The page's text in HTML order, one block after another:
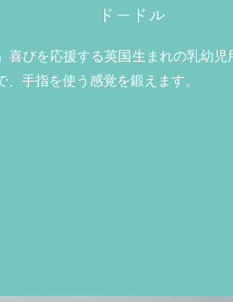
ドードル
喜びを応援する英国生まれの乳幼
手指を使う感覚を鍛えます。